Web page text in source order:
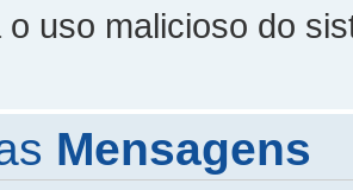
o uso malicioso do
Mensagens